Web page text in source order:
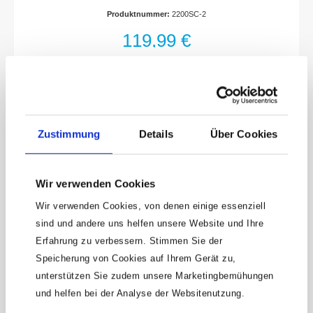
Zustimmung Details Über Cookies
Wir verwenden Cookies
Wir verwenden Cookies, von denen einige essenziell
sind und andere uns helfen unsere Website und Ihre
Erfahrung zu verbessern. Stimmen Sie der
Speicherung von Cookies auf Ihrem Gerät zu,
unterstützen Sie zudem unsere Marketingbemühungen
und helfen bei der Analyse der Websitenutzung.
kompakten, klappbaren
WerkzeugsatzesLeicht abwischbares
Material und angenehme HaptikVereint
WerkzeugkästenLanglebige, robuste
schnell zu öffnen und verschleißfreiStabile,
Übersicht und einfache Entnahme des
oder – ähnlich einer Tablet-Hülle –
aufstellbarAntrieb: Sechskant massiv 6,3 (1/4
Außen-Doppel-Sechskant-Tractionsprofil,
Schlitz Profil, Kreuzschlitz Profil PH, Pozidriv
Profil PZ, Innen-Sechskant Profil, Innen
TORX® ProfilAbmessungen / Länge: 130 mm
x 118 mm x 50 mmFür
Produktnummer: 2200SC-2
119,99 €
Keine Angebote
mehr verpassen!
15 € Gutschein* sichern!